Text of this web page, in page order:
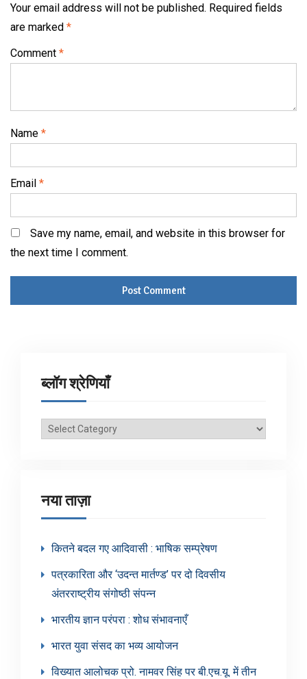
Your email address will not be published. Required fields
are marked *
Comment *
Name *
Email *
Save my name, email, and website in this browser for
the next time I comment.
ब्लॉग श्रेणियाँ
ब्लॉग
नया ताज़ा
कितने बदल गए आदिवासी : भाषिक सम्प्रेषण
पत्रकारिता और ‘उदन्त मार्तण्ड’ पर दो दिवसीय
अंतरराष्ट्रीय संगोष्ठी संपन्न
भारतीय ज्ञान परंपरा : शोध संभावनाएँ
भारत युवा संसद का भव्य आयोजन
विख्यात आलोचक प्रो. नामवर सिंह पर बी.एच.यू. में तीन